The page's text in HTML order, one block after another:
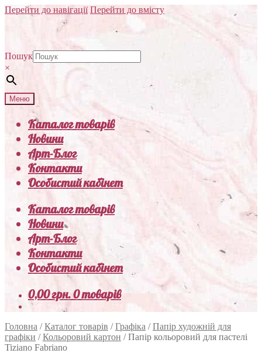
Перейти до навігації Перейти до вмісту
Пошук
×
Меню
Каталог товарів
Новини
Арт-Блог
Контакти
Особистий кабінет
Каталог товарів
Новини
Арт-Блог
Контакти
Особистий кабінет
0,00грн.0 товарів
Головна /Каталог товарів /Графіка /Папір художній для
графіки /Кольоровий картон /Папір кольоровий для пастелі
Tiziano Fabriano